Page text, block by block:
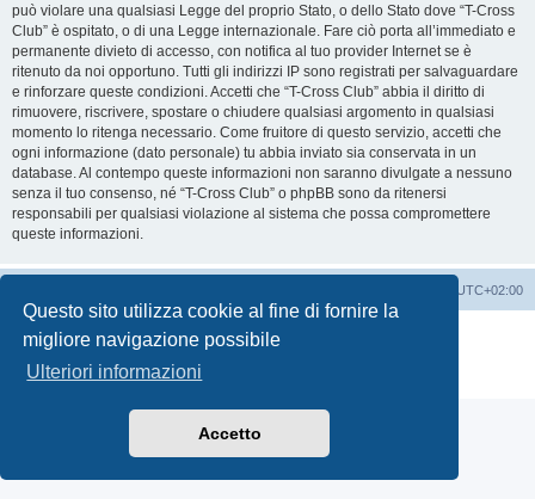
Questo sito utilizza cookie al fine di fornire la
migliore navigazione possibile
Ulteriori informazioni
Accetto
può violare una qualsiasi Legge del proprio Stato, o dello Stato dove “T-Cross
Club” è ospitato, o di una Legge internazionale. Fare ciò porta all’immediato e
permanente divieto di accesso, con notifica al tuo provider Internet se è
ritenuto da noi opportuno. Tutti gli indirizzi IP sono registrati per salvaguardare
e rinforzare queste condizioni. Accetti che “T-Cross Club” abbia il diritto di
rimuovere, riscrivere, spostare o chiudere qualsiasi argomento in qualsiasi
momento lo ritenga necessario. Come fruitore di questo servizio, accetti che
ogni informazione (dato personale) tu abbia inviato sia conservata in un
database. Al contempo queste informazioni non saranno divulgate a nessuno
senza il tuo consenso, né “T-Cross Club” o phpBB sono da ritenersi
responsabili per qualsiasi violazione al sistema che possa compromettere
queste informazioni.
UTC+02:00
Creato da
® Forum Software © phpBB Limited
Traduzione Italiana